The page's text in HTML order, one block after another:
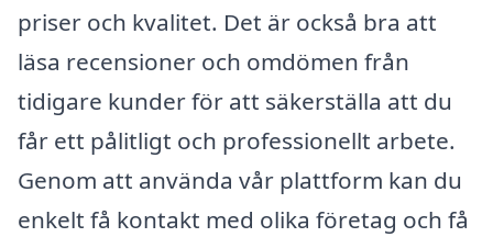
priser och kvalitet. Det är också bra att
läsa recensioner och omdömen från
tidigare kunder för att säkerställa att du
får ett pålitligt och professionellt arbete.
Genom att använda vår plattform kan du
enkelt få kontakt med olika företag och få